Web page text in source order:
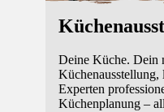
Deine Küche. Dein
Experten
Küchenplanung –